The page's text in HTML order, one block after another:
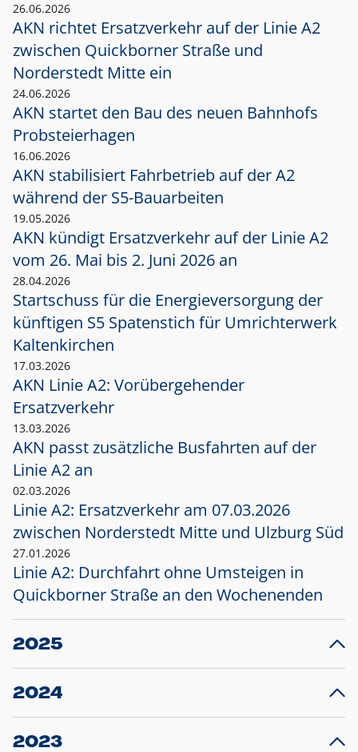
26.06.2026
AKN richtet Ersatzverkehr auf der Linie A2
zwischen Quickborner Straße und
Norderstedt Mitte ein
24.06.2026
AKN startet den Bau des neuen Bahnhofs
Probsteierhagen
16.06.2026
AKN stabilisiert Fahrbetrieb auf der A2
während der S5-Bauarbeiten
19.05.2026
AKN kündigt Ersatzverkehr auf der Linie A2
vom 26. Mai bis 2. Juni 2026 an
28.04.2026
Startschuss für die Energieversorgung der
künftigen S5 Spatenstich für Umrichterwerk
Kaltenkirchen
17.03.2026
AKN Linie A2: Vorübergehender
Ersatzverkehr
13.03.2026
AKN passt zusätzliche Busfahrten auf der
Linie A2 an
02.03.2026
Linie A2: Ersatzverkehr am 07.03.2026
zwischen Norderstedt Mitte und Ulzburg Süd
27.01.2026
Linie A2: Durchfahrt ohne Umsteigen in
Quickborner Straße an den Wochenenden
2025
23.12.2025
Projekt S5: Start der Bauarbeiten am
2024
10.12.2024
Großprojekt S5: Sperrung der Bahnstraße in
2023